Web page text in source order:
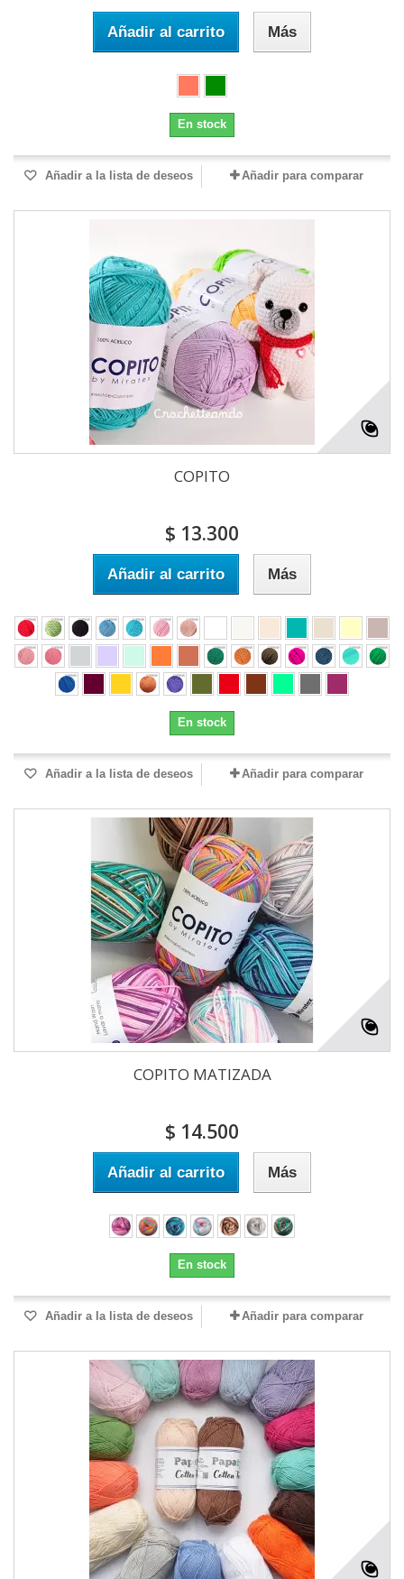
Añadir al carrito Más
En stock
Añadir a la lista de deseos Añadir para comparar
COPITO
$ 13.300
Añadir al carrito Más
En stock
Añadir a la lista de deseos Añadir para comparar
COPITO MATIZADA
$ 14.500
Añadir al carrito Más
En stock
Añadir a la lista de deseos Añadir para comparar